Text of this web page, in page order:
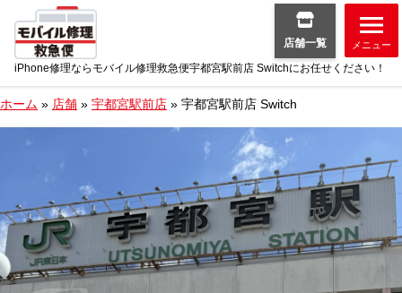
iPhone修理ならモバイル修理救急便宇都宮駅前店 Switchにお任せください！
店舗一覧 メニュー
ホーム » 店舗 » 宇都宮駅前店 » 宇都宮駅前店 Switch